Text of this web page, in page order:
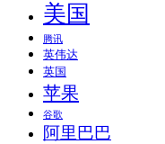
美国
腾讯
英伟达
英国
苹果
谷歌
阿里巴巴